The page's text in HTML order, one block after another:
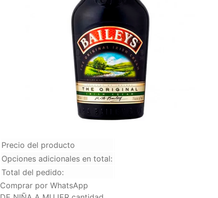
Precio del producto
Opciones adicionales en total:
Total del pedido:
Comprar por WhatsApp